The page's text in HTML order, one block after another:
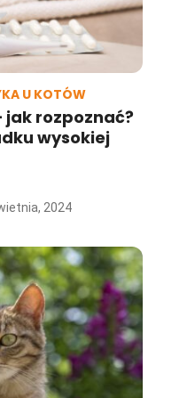
U KOTÓW
jak rozpoznać?
wysokiej
2024